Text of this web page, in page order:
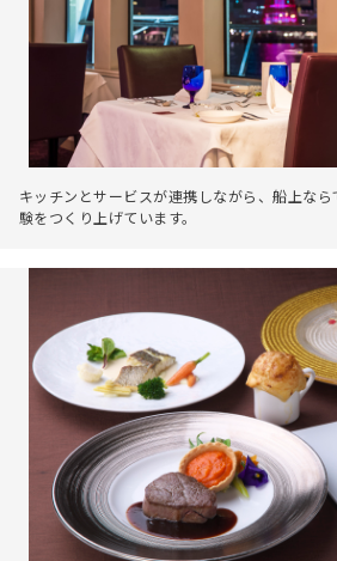
キッチンとサービスが連携しながら、船上な
験をつくり上げています。